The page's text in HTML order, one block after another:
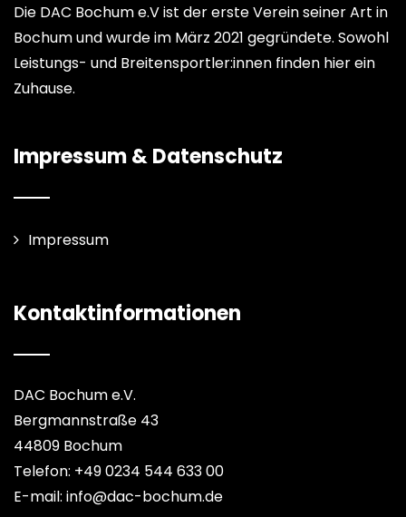
Die DAC Bochum e.V ist der erste Verein seiner Art in
Bochum und wurde im März 2021 gegründete. Sowohl
Leistungs- und Breitensportler:innen finden hier ein
Zuhause.
Impressum & Datenschutz
Impressum
Kontaktinformationen
DAC Bochum e.V.
Bergmannstraße 43
44809 Bochum
Telefon: +49 0234 544 633 00
E-mail: info@dac-bochum.de